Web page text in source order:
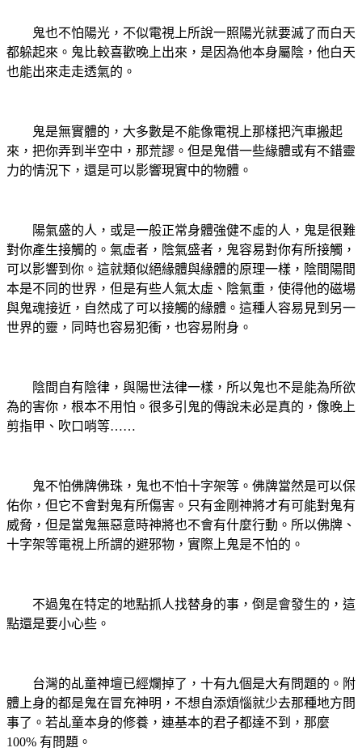
鬼也不怕陽光，不似電視上所說一照陽光就要滅了而白天
都躲起來。鬼比較喜歡晚上出來，是因為他本身屬陰，他白天
也能出來走走透氣的。
鬼是無實體的，大多數是不能像電視上那樣把汽車搬起
來，把你弄到半空中，那荒謬。但是鬼借一些緣體或有不錯靈
力的情況下，還是可以影響現實中的物體。
陽氣盛的人，或是一般正常身體強健不虛的人，鬼是很難
對你產生接觸的。氣虛者，陰氣盛者，鬼容易對你有所接觸，
可以影響到你。這就類似絕緣體與緣體的原理一樣，陰間陽間
本是不同的世界，但是有些人氣太虛、陰氣重，使得他的磁場
與鬼魂接近，自然成了可以接觸的緣體。這種人容易見到另一
世界的靈，同時也容易犯衝，也容易附身。
陰間自有陰律，與陽世法律一樣，所以鬼也不是能為所欲
為的害你，根本不用怕。很多引鬼的傳說未必是真的，像晚上
剪指甲、吹口哨等……
鬼不怕佛牌佛珠，鬼也不怕十字架等。佛牌當然是可以保
佑你，但它不會對鬼有所傷害。只有金剛神將才有可能對鬼有
威脅，但是當鬼無惡意時神將也不會有什麼行動。所以佛牌、
十字架等電視上所謂的避邪物，實際上鬼是不怕的。
不過鬼在特定的地點抓人找替身的事，倒是會發生的，這
點還是要小心些。
台灣的乩童神壇已經爛掉了，十有九個是大有問題的。附
體上身的都是鬼在冒充神明，不想自添煩惱就少去那種地方問
事了。若乩童本身的修養，連基本的君子都達不到，那麼
100% 有問題。